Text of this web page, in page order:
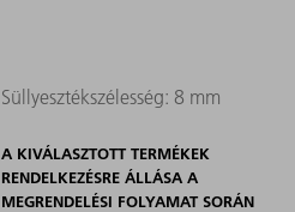
Süllyesztékszélesség: 8 mm
A KIVÁLASZTOTT TERMÉKEK
RENDELKEZÉSRE ÁLLÁSA A
MEGRENDELÉSI FOLYAMAT SORÁN